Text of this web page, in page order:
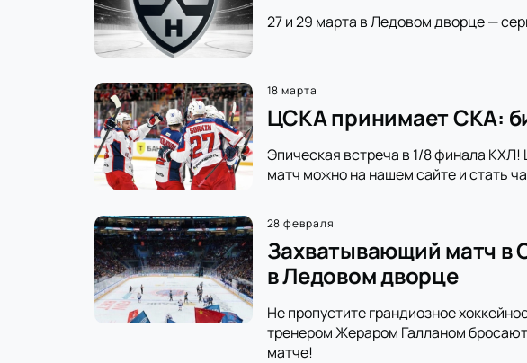
27 и 29 марта в Ледовом дворце —
18 марта
ЦСКА принимает СКА:
Эпическая встреча в 1/8 финала
матч можно на нашем сайте и стать
28 февраля
Захватывающий матч в
в Ледовом дворце
Не пропустите грандиозное
тренером Жераром Галланом
матче!